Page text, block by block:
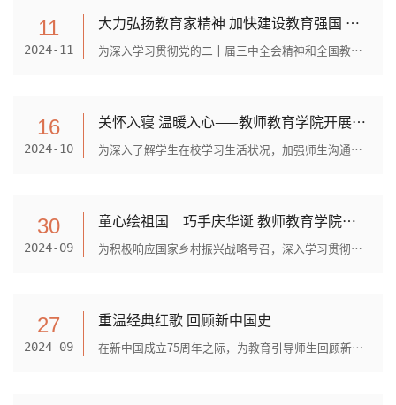
11
2024-11
大力弘扬教育家精神 加快建设教育强国 教师教育学院党委举办“树师德 铸师魂”演讲比赛
为深入学习贯彻党的二十届三中全会精神和全国教育大会精神，全面推进新时代高素质专业化教师队伍建设，教育引导广大师生弘扬教育家精神、担当立德树人时代使命，教师教育学院党委...
16
2024-10
关怀入寝 温暖入心——教师教育学院开展书记、院长访宿舍活动
为深入了解学生在校学习生活状况，加强师生沟通交流，教师教育学院于2024年9月-10月开展了“书记、院长访宿舍”活动。本次活动以“关怀入寝、温暖入心”为主题，由学院党委书记谭...
30
2024-09
童心绘祖国 巧手庆华诞 教师教育学院开展9月“牵手成长 筑梦乡村”大学生志愿服务活动
为积极响应国家乡村振兴战略号召，深入学习贯彻党的二十届三中全会精神，落实党的教育方针，教师教育学院党委组织师生党员、入党积极分子于2024年9月29日到砚山县者腊乡2个偏远校...
27
2024-09
重温经典红歌 回顾新中国史
在新中国成立75周年之际，为教育引导师生回顾新中国建设发展的光辉历史，厚植爱国报国情怀，2024年9月26日晚，教师教育学院开设文苑讲坛系列讲座，学院党委书记谭春霞在传习馆报告...